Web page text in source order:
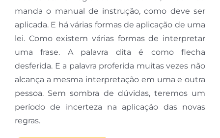
manda o manual de instrução, como deve ser
aplicada. E há várias formas de aplicação de uma
lei. Como existem várias formas de interpretar
uma frase. A palavra dita é como flecha
desferida. E a palavra proferida muitas vezes não
alcança a mesma interpretação em uma e outra
pessoa. Sem sombra de dúvidas, teremos um
período de incerteza na aplicação das novas
regras.